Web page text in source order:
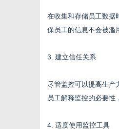
在收集和存储员工数据
保员工的信息不会被滥
3. 建立信任关系
尽管监控可以提高生产
员工解释监控的必要性
4. 适度使用监控工具